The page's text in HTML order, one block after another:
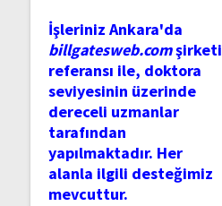
İşleriniz Ankara'da
billgatesweb.comşirketi
referansı ile, doktora
seviyesinin üzerinde
dereceli uzmanlar
tarafından
yapılmaktadır. Her
alanla ilgili desteğimiz
mevcuttur.